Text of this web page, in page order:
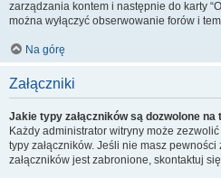
zarządzania kontem i następnie do karty
można wyłączyć obserwowanie forów i
Na górę
Załączniki
Jakie typy załączników są dozwolone na
Każdy administrator witryny może
typy załączników. Jeśli nie masz
załączników jest zabronione, skontaktuj